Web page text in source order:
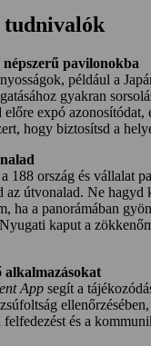
tudnivalók
pavilonokba
például a
gyakran
előre expó azonosítódat,
hogy biztosítsd a
188 ország és vállalat
az útvonalad. Ne hagyd
ha a panorámában
kaput a
alkalmazásokat
App segít a
felfedezést és a